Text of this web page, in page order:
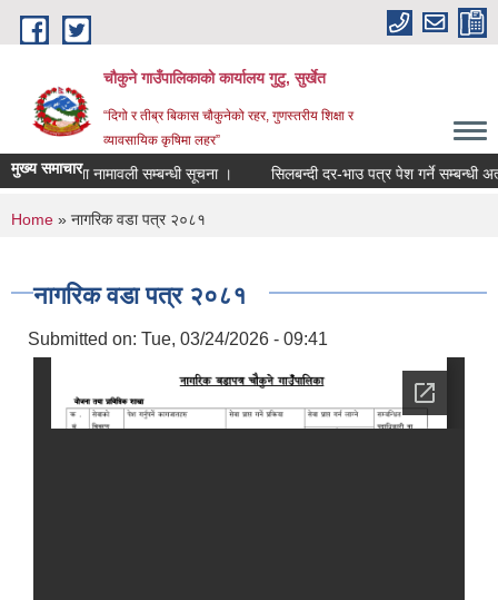
Skip to main content
चौकुने गाउँपालिकाकाे कार्यालय गुटु, सुर्खेत
“दिगो र तीब्र बिकास चौकुनेको रहर, गुणस्तरीय शिक्षा र
व्यावसायिक कृषिमा लहर”
मुख्य समाचार
मतदाता नामावली सम्बन्धी सूचना । सिलबन्दी दर-भाउ पत्र पेश गर्ने सम्बन्धी
You are here
Home » नागरिक वडा पत्र २०८१
नागरिक वडा पत्र २०८१
Submitted on: Tue, 03/24/2026 - 09:41